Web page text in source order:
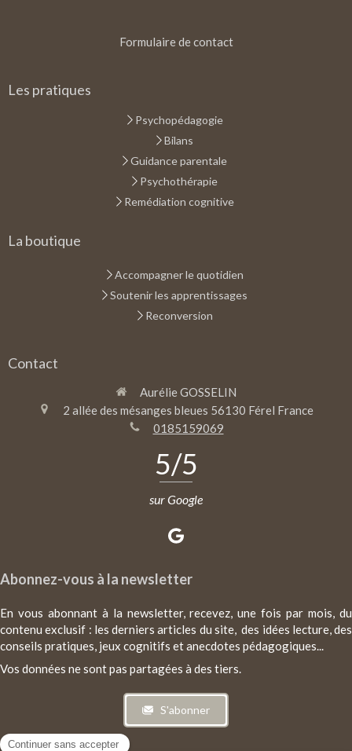
Formulaire de contact
Les pratiques
Psychopédagogie
Bilans
Guidance parentale
Psychothérapie
Remédiation cognitive
La boutique
Accompagner le quotidien
Soutenir les apprentissages
Reconversion
Contact
Aurélie GOSSELIN
2 allée des mésanges bleues 56130 Férel France
0185159069
5/5
sur Google
Abonnez-vous à la newsletter
En vous abonnant à la newsletter, recevez, une fois par mois, du
contenu exclusif : les derniers articles du site, des idées lecture, des
conseils pratiques, jeux cognitifs et anecdotes pédagogiques...
Vos données ne sont pas partagées à des tiers.
S'abonner